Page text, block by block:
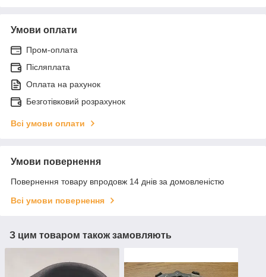
Умови оплати
Пром-оплата
Післяплата
Оплата на рахунок
Безготівковий розрахунок
Всі умови оплати
Умови повернення
Повернення товару впродовж 14 днів за домовленістю
Всі умови повернення
З цим товаром також замовляють